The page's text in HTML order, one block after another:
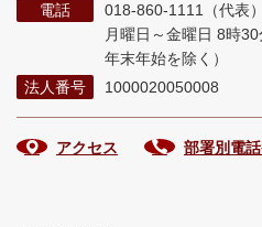
電話
018-860-1111（代表）
月曜日～金曜日 8時
年末年始を除く）
法人番号
1000020050008
アクセス 部署別電